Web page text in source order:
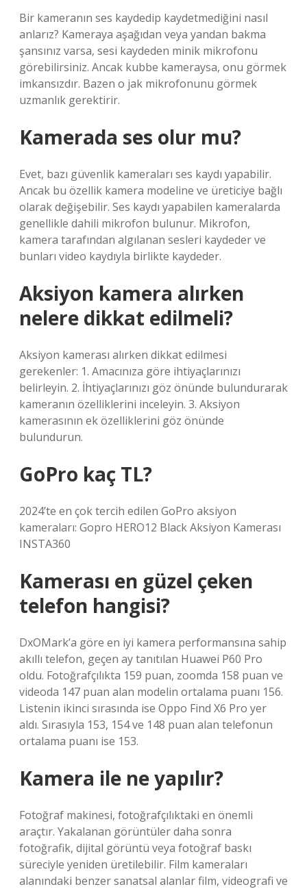
Bir kameranın ses kaydedip kaydetmediğini nasıl
anlarız? Kameraya aşağıdan veya yandan bakma
şansınız varsa, sesi kaydeden minik mikrofonu
görebilirsiniz. Ancak kubbe kameraysa, onu görmek
imkansızdır. Bazen o jak mikrofonunu görmek
uzmanlık gerektirir.
Kamerada ses olur mu?
Evet, bazı güvenlik kameraları ses kaydı yapabilir.
Ancak bu özellik kamera modeline ve üreticiye bağlı
olarak değişebilir. Ses kaydı yapabilen kameralarda
genellikle dahili mikrofon bulunur. Mikrofon,
kamera tarafından algılanan sesleri kaydeder ve
bunları video kaydıyla birlikte kaydeder.
Aksiyon kamera alırken
nelere dikkat edilmeli?
Aksiyon kamerası alırken dikkat edilmesi
gerekenler: 1. Amacınıza göre ihtiyaçlarınızı
belirleyin. 2. İhtiyaçlarınızı göz önünde bulundurarak
kameranın özelliklerini inceleyin. 3. Aksiyon
kamerasının ek özelliklerini göz önünde
bulundurun.
GoPro kaç TL?
2024’te en çok tercih edilen GoPro aksiyon
kameraları: Gopro HERO12 Black Aksiyon Kamerası
INSTA360
Kamerası en güzel çeken
telefon hangisi?
DxOMark’a göre en iyi kamera performansına sahip
akıllı telefon, geçen ay tanıtılan Huawei P60 Pro
oldu. Fotoğrafçılıkta 159 puan, zoomda 158 puan ve
videoda 147 puan alan modelin ortalama puanı 156.
Listenin ikinci sırasında ise Oppo Find X6 Pro yer
aldı. Sırasıyla 153, 154 ve 148 puan alan telefonun
ortalama puanı ise 153.
Kamera ile ne yapılır?
Fotoğraf makinesi, fotoğrafçılıktaki en önemli
araçtır. Yakalanan görüntüler daha sonra
fotoğrafik, dijital görüntü veya fotoğraf baskı
süreciyle yeniden üretilebilir. Film kameraları
alanındaki benzer sanatsal alanlar film, videografi ve